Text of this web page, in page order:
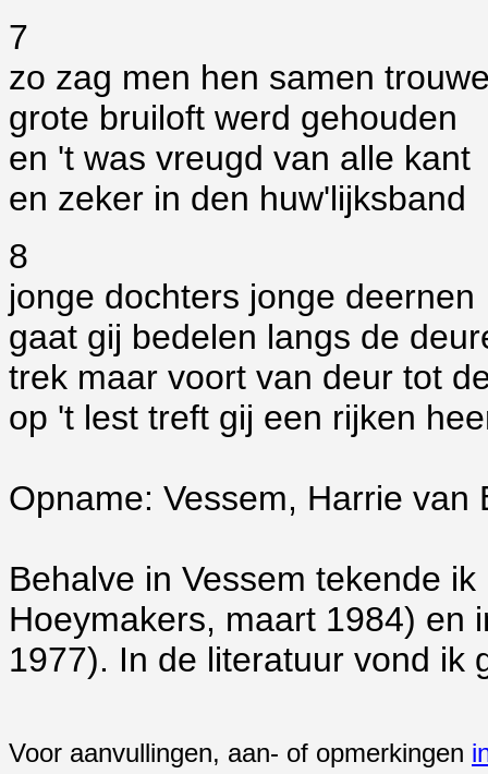
7
zo zag men hen samen
grote bruiloft werd gehouden
en 't was vreugd van alle kant
en zeker in den huw'lijksband
8
jonge dochters jonge deernen
gaat gij bedelen langs de
trek maar voort van deur tot
op 't lest treft gij een rijken
Opname: Vessem, Harrie van
Behalve in Vessem tekende
Hoeymakers, maart 1984) en
1977). In de literatuur vond ik
Voor aanvullingen, aan- of opmerkingen